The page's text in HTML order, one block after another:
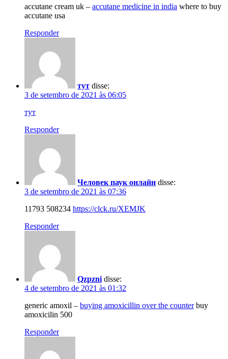
accutane cream uk – accutane medicine in india where to buy
accutane usa
Responder
тут disse:
3 de setembro de 2021 às 06:05
тут
Responder
Человек паук онлайн disse:
3 de setembro de 2021 às 07:36
11793 508234 https://clck.ru/XEMJK
Responder
Qzpzni disse:
4 de setembro de 2021 às 01:32
generic amoxil – buying amoxicillin over the counterbuy
amoxicilin 500
Responder